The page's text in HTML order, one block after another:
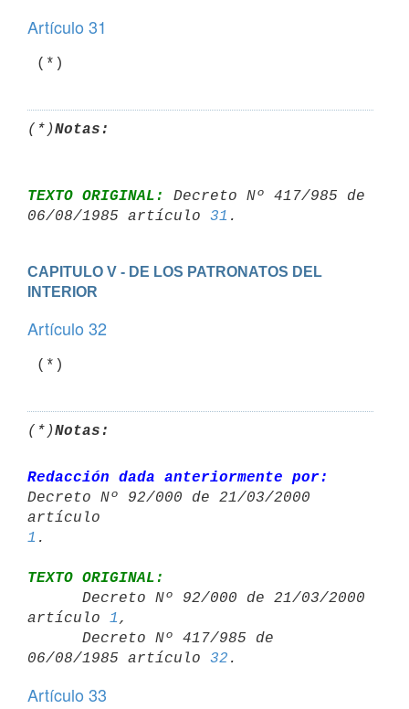
Artículo 31
(*)
(*)Notas:
TEXTO ORIGINAL:
Decreto Nº 417/985 de
06/08/1985 artículo 31
CAPITULO V - DE LOS PATRONATOS DEL
INTERIOR
Artículo 32
(*)
(*)Notas:
Redacción dada anteriormente por:
Decreto Nº 92/000 de 21/03/2000
1
TEXTO ORIGINAL:
artículo 1 ,
06/08/1985 artículo 32
Artículo 33